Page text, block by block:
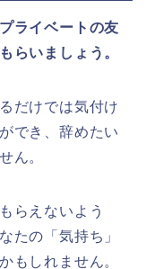
プライベートの友
らいましょう。
だけでは気付け
でき、辞めたい
ん。
らえないよう
たの「気持ち」
もしれません。